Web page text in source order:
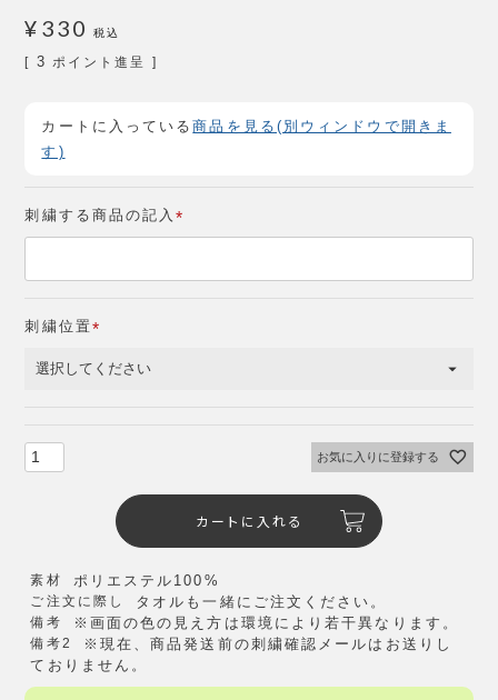
¥ 330 税込
[ 3 ポイント進呈 ]
カートに入っている商品を見る(別ウィンドウで開きま
す)
刺繍する商品の記入
(
須
刺繍位置
必
お気に入りに登録する
カートに入れる
素材 ポリエステル100%
ご注文に際し タオルも一緒にご注文ください。
備考 ※画面の色の見え方は環境により若干異なります。
備考2
※現在、商品発送前の刺繍確認メールはお送りし
ておりません。​